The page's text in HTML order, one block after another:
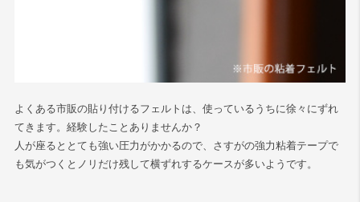
よくある市販の貼り付けるフェルトは、使っているうちに徐々にずれ
てきます。経験したことありませんか？
人が座るととても強い圧力がかかるので、さすがの強力粘着テープで
も気がつくとノリだけ残して横ずれするケースが多いようです。